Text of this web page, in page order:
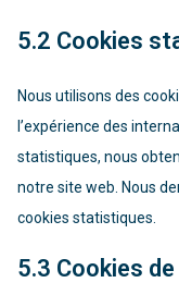
5.2 Cookies
Nous utilisons des
l’expérience des
statistiques, nous
notre site web. Nous
cookies statistiques.
5.3 Cookies